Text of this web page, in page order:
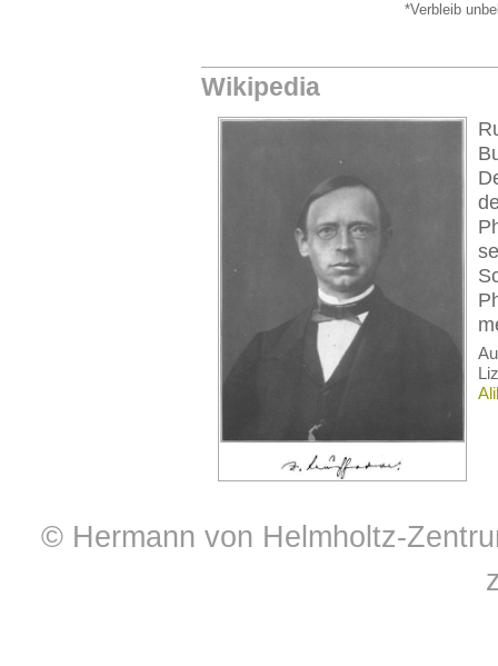
*Verbleib
Wikipedia
© Hermann von Helmholtz-